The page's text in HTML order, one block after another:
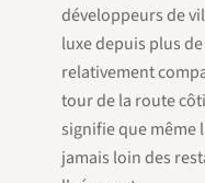
développeurs de
luxe depuis plus
relativement
tour de la route
signifie que même
jamais loin des